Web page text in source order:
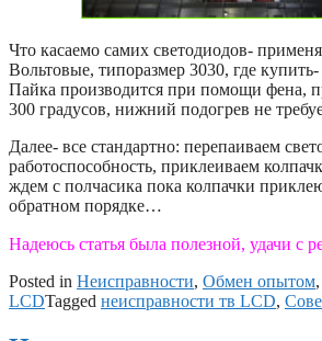
Что касаемо самих светодиодов-
Вольтовые, типоразмер 3030, где
Пайка производится при помощи фена,
300 градусов, нижний подогрев не
Далее- все стандартно: перепаиваем
работоспособность, приклеиваем
ждем с полчасика пока колпачки
обратном порядке…
Надеюсь статья была полезной, удачи с
Posted in Неисправности, Обмен опытом,
LCDTagged неисправности тв LCD,